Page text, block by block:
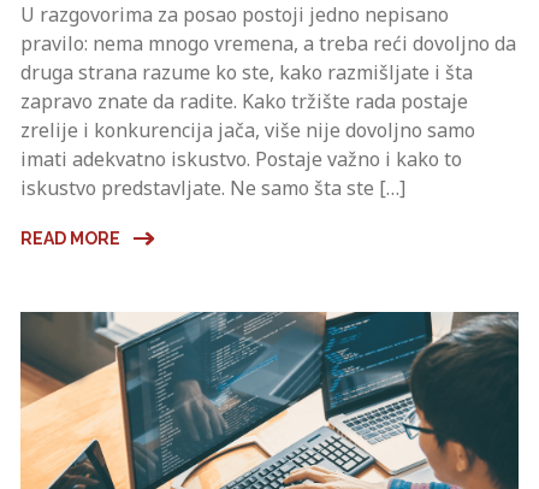
U razgovorima za posao postoji jedno nepisano
pravilo: nema mnogo vremena, a treba reći dovoljno da
druga strana razume ko ste, kako razmišljate i šta
zapravo znate da radite. Kako tržište rada postaje
zrelije i konkurencija jača, više nije dovoljno samo
imati adekvatno iskustvo. Postaje važno i kako to
iskustvo predstavljate. Ne samo šta ste […]
READ MORE